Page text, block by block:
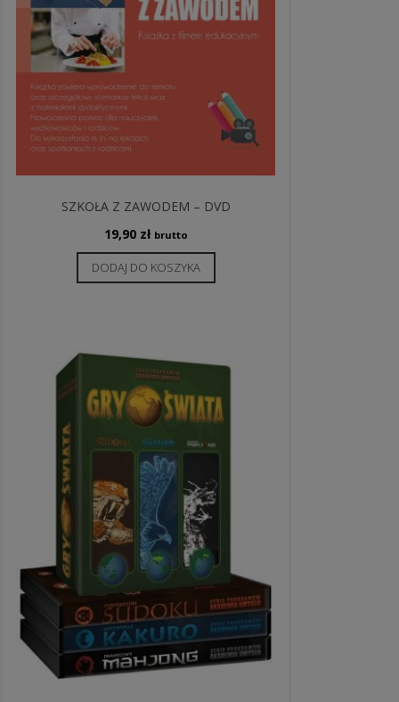
SZKOŁA Z ZAWODEM – DVD
19,90 zł brutto
DODAJ DO KOSZYKA